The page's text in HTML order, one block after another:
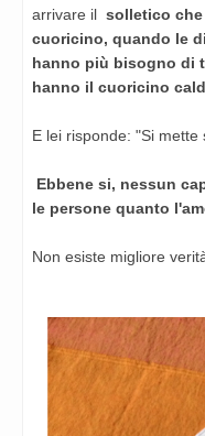
arrivare il solletico
cuoricino, quando le
hanno più bisogno di
hanno il cuoricino
E lei risponde: "Si
Ebbene si, nessun
le persone quanto
Non esiste migliore